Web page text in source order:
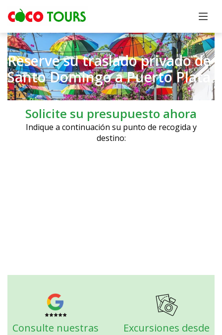
Reserve su traslado privado de
Santo Domingo a Puerto Plata
Solicite su presupuesto ahora
Indique a continuación su punto de recogida y
destino:
Consulte nuestras
Excursiones desde